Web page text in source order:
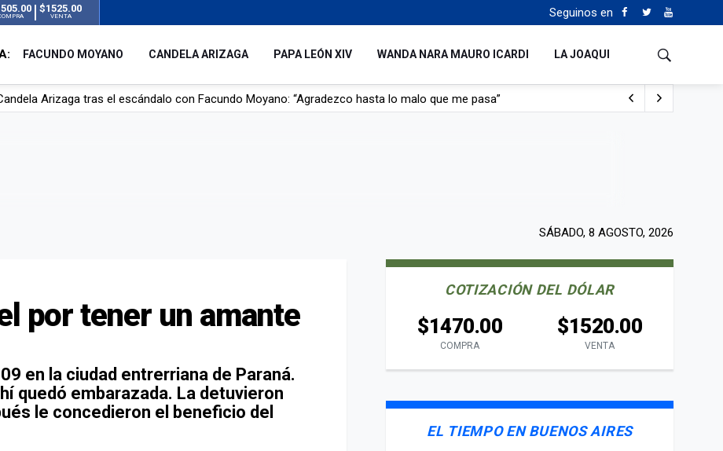
$1525.00
VENTA Seguinos en
FACUNDO MOYANO CANDELA ARIZAGA PAPA LEÓN XIV WANDA NARA MAURO ICARDI LA JOAQUI
Arizaga tras el escándalo con Facundo Moyano: “Agradezco hasta lo malo que me pasa”
SÁBADO, 8 AGOSTO, 2026
por tener un amante
en la ciudad entrerriana de Paraná.
quedó embarazada. La detuvieron
le concedieron el beneficio del
COTIZACIÓN DEL DÓLAR
$1470.00
COMPRA
$1520.00
VENTA
EL TIEMPO EN BUENOS AIRES